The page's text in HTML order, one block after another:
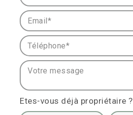
Email* :
Téléphone* :
Votre message :
Etes-vous déjà propriétaire ?